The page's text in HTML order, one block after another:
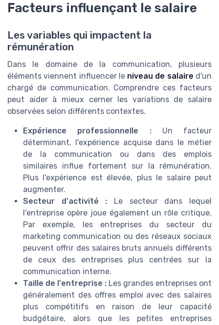
Facteurs influençant le salaire
Les variables qui impactent la
rémunération
Dans le domaine de la communication, plusieurs
éléments viennent influencer le niveau de salaire d'un
chargé de communication. Comprendre ces facteurs
peut aider à mieux cerner les variations de salaire
observées selon différents contextes.
Expérience professionnelle :Un facteur
déterminant, l'expérience acquise dans le métier
de la communication ou dans des emplois
similaires influe fortement sur la rémunération.
Plus l'expérience est élevée, plus le salaire peut
augmenter.
Secteur d'activité : Le secteur dans lequel
l'entreprise opère joue également un rôle critique.
Par exemple, les entreprises du secteur du
marketing communication ou des réseaux sociaux
peuvent offrir des salaires bruts annuels différents
de ceux des entreprises plus centrées sur la
communication interne.
Taille de l'entreprise : Les grandes entreprises ont
généralement des offres emploi avec des salaires
plus compétitifs en raison de leur capacité
budgétaire, alors que les petites entreprises